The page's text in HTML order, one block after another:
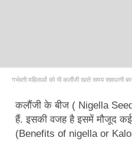
गर्भवती महिलाओं को भी कलौंजी खाते समय सावधानी
कलौंजी के बीज ( Nigella
हैं. इसकी वजह है इसमें मौजूद
(Benefits of nigella or